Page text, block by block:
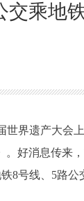
乘地
界遗产大会
好消息传来
号线、5路公